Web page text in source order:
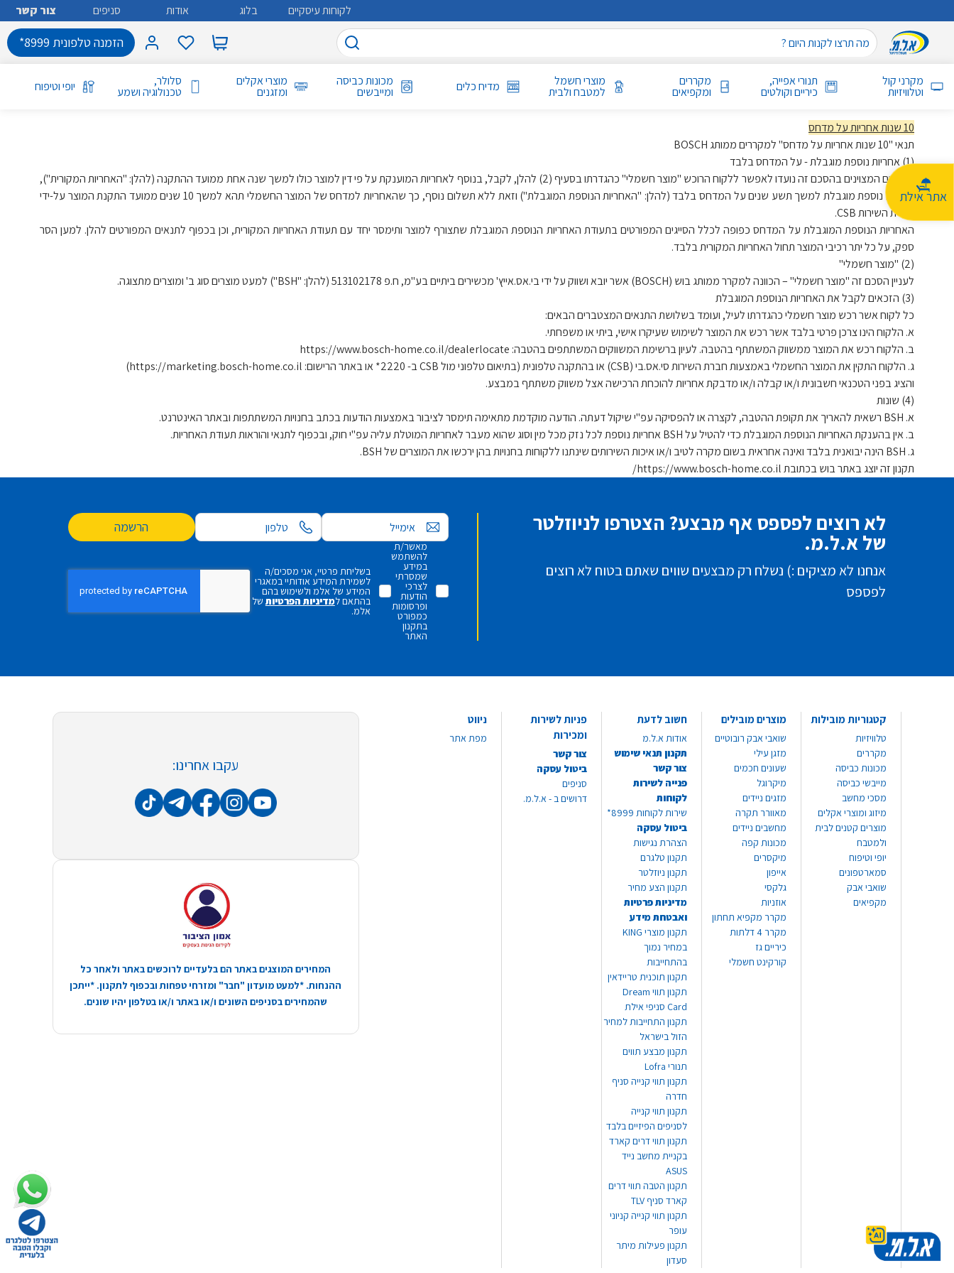
אתר אילת
לקוחות עיסקיים בלוג אודות סניפים צור קשר
הזמנה טלפונית 8999*
מקרני קול
וטלוויזיות
תנורי אפייה,
כיריים וקולטים
מקררים
ומקפיאים
מוצרי חשמל
למטבח ולבית מדיח כלים מכונות כביסה
ומייבשים
מוצרי אקלים
ומזגנים
סלולר,
טכנולוגיה ושמע יופי וטיפוח
10 שנות אחריות על מדחס
תנאי "10 שנות אחריות על מדחס" למקררים ממותג BOSCH
(1) אחריות נוספת מוגבלת - על המדחס בלבד
התנאים המצוינים בהסכם זה נועדו לאפשר ללקוח הרוכש "מוצר חשמלי" כהגדרתו בסעיף (2) להלן, לקבל, בנוסף לאחריות המוענקת על פי דין למוצר כולו למשך שנה אחת ממועד ההתקנה (להלן: "האחריות המקורית"),
אחריות נוספת מוגבלת למשך תשע שנים על המדחס בלבד (להלן: "האחריות הנוספת המוגבלת") וזאת ללא תשלום נוסף, כך שהאחריות למדחס של המוצר החשמלי תהא למשך 10 שנים ממועד התקנת המוצר על-ידי
חברת השירות CSB.
האחריות הנוספת המוגבלת על המדחס כפופה לכלל הסייגים המפורטים בתעודת האחריות הנוספת המוגבלת שתצורף למוצר ותימסר יחד עם תעודת האחריות המקורית, וכן בכפוף לתנאים המפורטים להלן. למען הסר
ספק, על כל יתר רכיבי המוצר תחול האחריות המקורית בלבד.
(2) "מוצר חשמלי"
לעניין הסכם זה "מוצר חשמלי" – הכוונה למקרר ממותג בוש (BOSCH) אשר יובא ושווק על ידי בי.אס.אייץ' מכשירים ביתיים בע"מ, ח.פ 513102178 (להלן: "BSH") למעט מוצרים סוג ב' ומוצרים מתצוגה.
(3) הזכאים לקבל את האחריות הנוספת המוגבלת
כל לקוח אשר רכש מוצר חשמלי כהגדרתו לעיל, ועומד בשלושת התנאים המצטברים הבאים:
א. הלקוח הינו צרכן פרטי בלבד אשר רכש את המוצר לשימוש שעיקרו אישי, ביתי או משפחתי.
ב. הלקוח רכש את המוצר ממשווק המשתתף בהטבה. לעיון ברשימת המשווקים המשתתפים בהטבה: https://www.bosch-home.co.il/dealerlocate
ג. הלקוח התקין את המוצר החשמלי באמצעות חברת השירות סי.אס.בי (CSB) או בהתקנה טלפונית (בתיאום טלפוני מול CSB ב- 2220* או באתר הרישום: https://marketing.bosch-home.co.il)
והציג בפני הטכנאי חשבונית ו/או קבלה ו/או מדבקת אחריות להוכחת הרכישה אצל משווק משתתף במבצע.
(4) שונות
א. BSH רשאית להאריך את תקופת ההטבה, לקצרה או להפסיקה עפ"י שיקול דעתה. הודעה מוקדמת מתאימה תימסר לציבור באמצעות הודעות בכתב בחנויות המשתתפות ובאתר האינטרנט.
ב. אין בהענקת האחריות הנוספת המוגבלת כדי להטיל על BSH אחריות נוספת לכל נזק מכל מין וסוג שהוא מעבר לאחריות המוטלת עליה עפ"י חוק, ובכפוף לתנאי והוראות תעודת האחריות.
ג. BSH הינה יבואנית בלבד ואינה אחראית בשום מקרה לטיב ו/או איכות השירותים שינתנו ללקוחות בחנויות בהן ירכשו את המוצרים של BSH.
תקנון זה יוצג באתר בוש בכתובת https://www.bosch-home.co.il/
לא רוצים לפספס אף מבצע? הצטרפו לניוזלטר
של א.ל.מ.
אנחנו לא מציקים :) נשלח רק מבצעים שווים שאתם בטוח לא רוצים
לפספס
אימייל הרשמה
מאשר/ת
להשתמש
במידע
שמסרתי
לצרכי
הודעות
ופרסומות
כמפורט
בתקנון
האתר
בשליחת פרטיי, אני מסכים/ה
לשמירת המידע אודותיי במאגרי
המידע של אלמ ולשימוש בהם
בהתאם למדיניות הפרטיות של
אלמ.
קטגוריות מובילות
טלוויזיות
מקררים
מכונות כביסה
מייבשי כביסה
מסכי מחשב
מיזוג ומוצרי אקלים
מוצרים קטנים לבית
ולמטבח
יופי וטיפוח
סמארטפונים
שואבי אבק
מקפיאים
מוצרים מובילים
שואבי אבק רובוטיים
מזגן עילי
שעונים חכמים
מיקרוגל
מזגים ניידים
מאוורר תקרה
מחשבים ניידים
מכונות קפה
מיקסרים
אייפון
גלקסי
אוזניות
מקרר מקפיא תחתון
מקרר 4 דלתות
כיריים גז
קורקינט חשמלי
חשוב לדעת
אודות א.ל.מ
תקנון תנאי שימוש
צור קשר
פנייה לשירות
לקוחות
שירות לקוחות 8999*
ביטול עסקה
הצהרת נגישות
תקנון טלגרם
תקנון ניוזלטר
תקנון הצע מחיר
מדיניות פרטיות
ואבטחת מידע
תקנון מוצרי KING
במחיר נמוך
בהתחייבות
תקנון תוכנית טריידאין
תקנון תווי Dream
Card סניפי אילת
תקנון התחייבות למחיר
הזול בישראל
תקנון מבצע תווים
תנורי Lofra
תקנון תווי קנייה סניף
חדרה
תקנון תווי קנייה
לסניפים הפיזיים בלבד
תקנון תווי דרים קארד
בקניית מחשב נייד
ASUS
תקנון הטבה תווי דרים
קארד סניף TLV
תקנון תווי קנייה קניוני
עופר
תקנון פעילות מיתר
סעדון
פניות לשירות
ומכירות
צור קשר
ביטול עסקה
סניפים
דרושים ב - א.ל.מ.
ניווט
מפת אתר
עקבו אחרינו:
המחירים המוצגים באתר הם בלעדיים לרוכשים באתר ולאחר כל
ההנחות. *למעט מועדון "חבר" ומזרחי טפחות ובכפוף לתקנון. *ייתכן
שהמחירים בסניפים השונים ו/או באתר ו/או בטלפון יהיו שונים.